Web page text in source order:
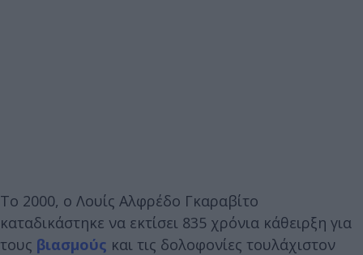
Το 2000, ο Λουίς Αλφρέδο Γκαραβίτο
καταδικάστηκε να εκτίσει 835 χρόνια κάθειρξη για
τους βιασμούς και τις δολοφονίες τουλάχιστον